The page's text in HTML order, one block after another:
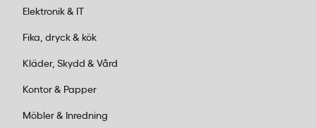
Elektronik & IT
Fika, dryck & kök
Kläder, Skydd & Vård
Kontor & Papper
Möbler & Inredning